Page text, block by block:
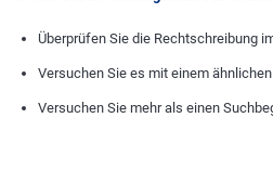
Überprüfen Sie die Rechtschreibung
Versuchen Sie es mit einem
Versuchen Sie mehr als einen